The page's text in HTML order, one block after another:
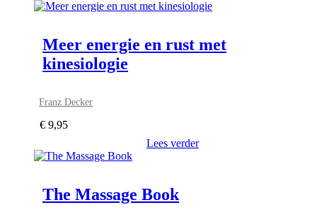
Meer energie en rust met
kinesiologie
Franz Decker
€ 9,95
Lees verder
The Massage Book